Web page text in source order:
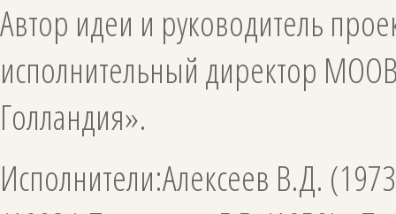
Автор идеи и руководитель
исполнительный директор
Голландия».
Исполнители:Алексеев В.Д.